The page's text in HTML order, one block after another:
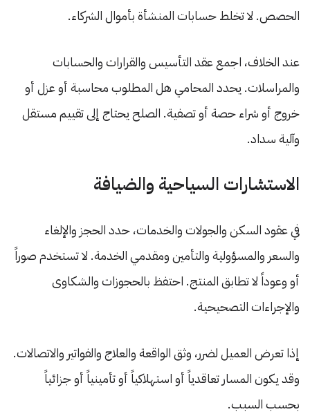
الحصص. لا تخلط حسابات المنشأة بأموال الشركاء.
عند الخلاف، اجمع عقد التأسيس والقرارات والحسابات
والمراسلات. يحدد المحامي هل المطلوب محاسبة أو عزل أو
خروج أو شراء حصة أو تصفية. الصلح يحتاج إلى تقييم مستقل
وآلية سداد.
الاستشارات السياحية والضيافة
في عقود السكن والجولات والخدمات، حدد الحجز والإلغاء
والسعر والمسؤولية والتأمين ومقدمي الخدمة. لا تستخدم صوراً
أو وعوداً لا تطابق المنتج. احتفظ بالحجوزات والشكاوى
والإجراءات التصحيحية.
إذا تعرض العميل لضرر، وثق الواقعة والعلاج والفواتير والاتصالات.
وقد يكون المسار تعاقدياً أو استهلاكياً أو تأمينياً أو جزائياً
بحسب السبب.